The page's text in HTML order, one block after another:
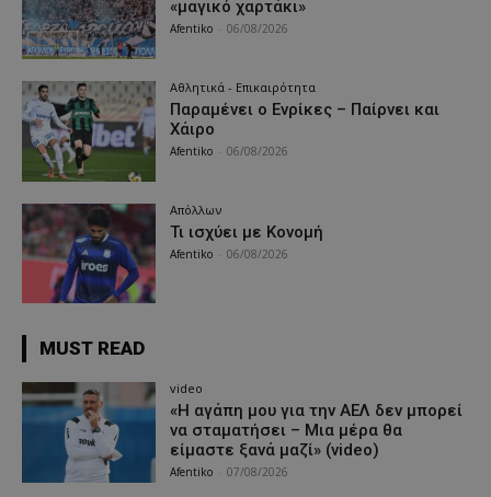
«μαγικό χαρτάκι»
Afentiko 06/08/2026
Αθλητικά - Επικαιρότητα
Παραμένει ο Ενρίκες – Παίρνει και
Χάιρο
Afentiko 06/08/2026
Απόλλων
Τι ισχύει με Κονομή
Afentiko 06/08/2026
MUST READ
video
«Η αγάπη μου για την ΑΕΛ δεν μπορεί
να σταματήσει – Μια μέρα θα
είμαστε ξανά μαζί» (video)
Afentiko 07/08/2026